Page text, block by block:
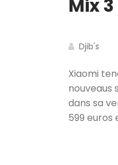
Mix
Djib's
Xiaomi
nouveaus
dans sa
599 euros